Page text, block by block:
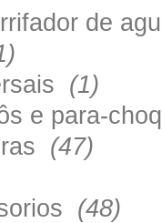
de
(1)
e para-
(47)
(48)